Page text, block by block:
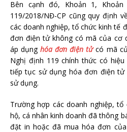
Bên cạnh đó, Khoản 1,
119/2018/NĐ-CP cũng quy định
các doanh nghiệp, tổ chức kinh tế
đơn điện tử không có mã của cơ
áp dụnghóa đơn điện tửcó mã
Nghị định 119 chính thức có
tiếp tục sử dụng hóa đơn điện tử
sử dụng.
Trường hợp các doanh nghiệp,
hộ, cá nhân kinh doanh đã thông
đặt in hoặc đã mua hóa đơn